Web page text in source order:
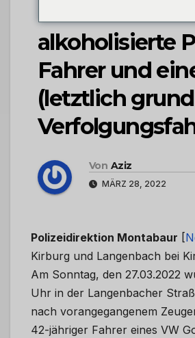
POL-PDMT:
alkoholisierte
Fahrer und
(letztlich
Von Aziz
MÄRZ 28, 2022
Polizeidirektion Montabaur [
Kirburg und Langenbach bei
Am Sonntag, den 27.03.2022
Uhr in der Langenbacher
nach vorangegangenem
42-jähriger Fahrer eines VW